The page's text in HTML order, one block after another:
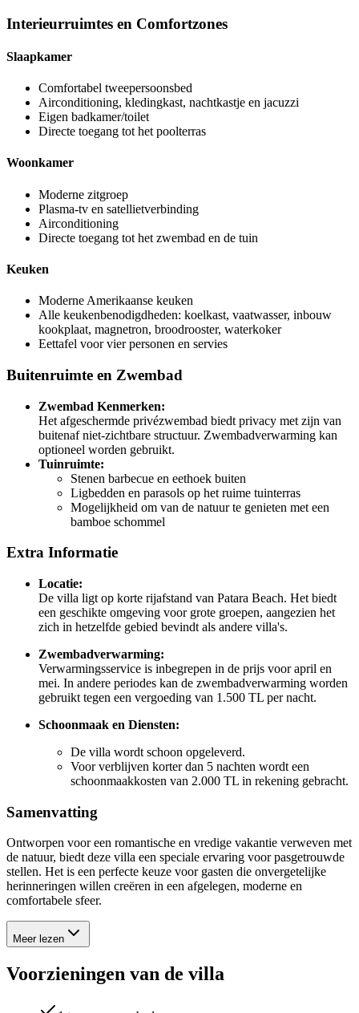
Interieurruimtes en Comfortzones
Slaapkamer
Comfortabel tweepersoonsbed
Airconditioning, kledingkast, nachtkastje en jacuzzi
Eigen badkamer/toilet
Directe toegang tot het poolterras
Woonkamer
Moderne zitgroep
Plasma-tv en satellietverbinding
Airconditioning
Directe toegang tot het zwembad en de tuin
Keuken
Moderne Amerikaanse keuken
Alle keukenbenodigdheden: koelkast, vaatwasser, inbouw
kookplaat, magnetron, broodrooster, waterkoker
Eettafel voor vier personen en servies
Buitenruimte en Zwembad
Zwembad Kenmerken:
Het afgeschermde privézwembad biedt privacy met zijn van
buitenaf niet-zichtbare structuur. Zwembadverwarming kan
optioneel worden gebruikt.
Tuinruimte:
Stenen barbecue en eethoek buiten
Ligbedden en parasols op het ruime tuinterras
Mogelijkheid om van de natuur te genieten met een
bamboe schommel
Extra Informatie
Locatie:
De villa ligt op korte rijafstand van Patara Beach. Het biedt
een geschikte omgeving voor grote groepen, aangezien het
zich in hetzelfde gebied bevindt als andere villa's.
Zwembadverwarming:
Verwarmingsservice is inbegrepen in de prijs voor april en
mei. In andere periodes kan de zwembadverwarming worden
gebruikt tegen een vergoeding van 1.500 TL per nacht.
Schoonmaak en Diensten:
De villa wordt schoon opgeleverd.
Voor verblijven korter dan 5 nachten wordt een
schoonmaakkosten van 2.000 TL in rekening gebracht.
Samenvatting
Ontworpen voor een romantische en vredige vakantie verweven met
de natuur, biedt deze villa een speciale ervaring voor pasgetrouwde
stellen. Het is een perfecte keuze voor gasten die onvergetelijke
herinneringen willen creëren in een afgelegen, moderne en
comfortabele sfeer.
Meer lezen
Voorzieningen van de villa